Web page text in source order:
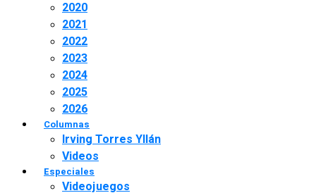
2020
2021
2022
2023
2024
2025
2026
Columnas
Irving Torres Yllán
Videos
Especiales
Videojuegos